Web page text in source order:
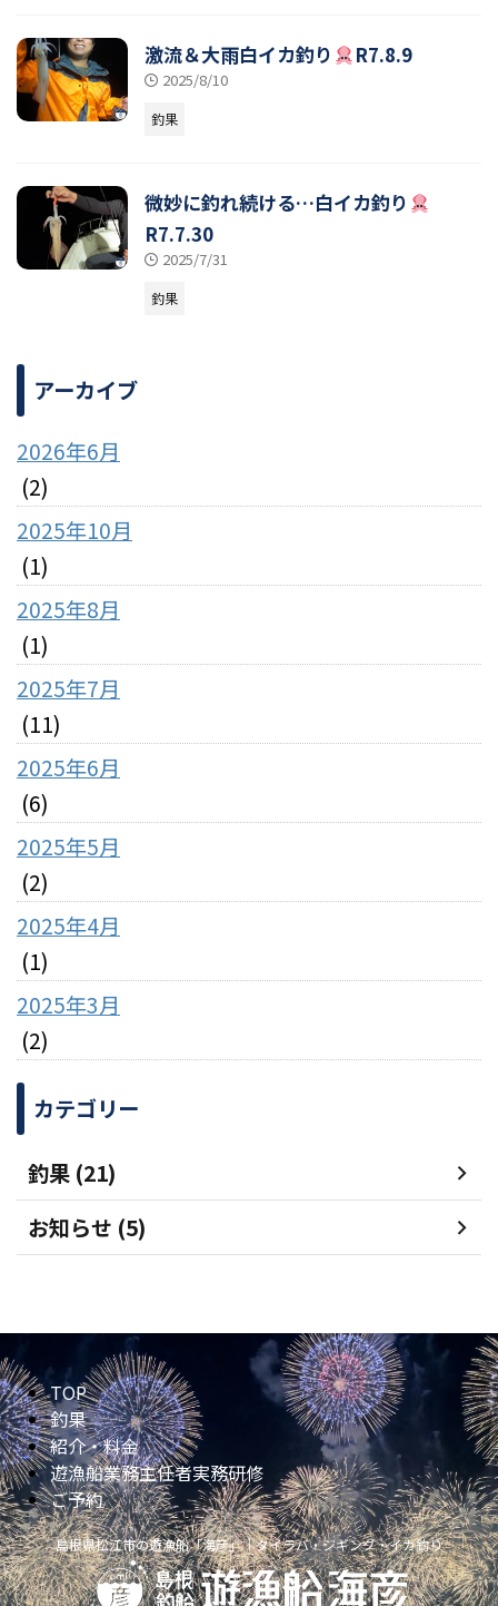
激流＆大雨白イカ釣り R7.8.9
2025/8/10
釣果
微妙に釣れ続ける…白イカ釣り
R7.7.30
2025/7/31
釣果
アーカイブ
2026年6月
(2)
2025年10月
(1)
2025年8月
(1)
2025年7月
(11)
2025年6月
(6)
2025年5月
(2)
2025年4月
(1)
2025年3月
(2)
カテゴリー
釣果 (21)
お知らせ (5)
TOP
釣果
紹介・料金
遊漁船業務主任者実務研修
ご予約
島根県松江市の遊漁船「海彦」｜タイラバ・ジギング・イカ釣り